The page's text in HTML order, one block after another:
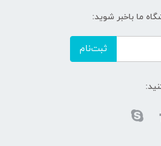
ما باخبر شوید:
ثبت‌نام